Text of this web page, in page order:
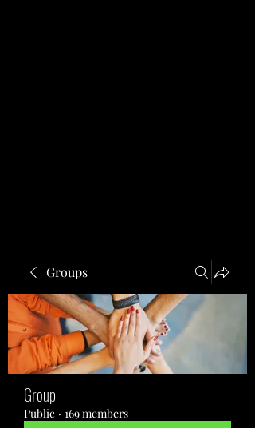
Groups
Group
Public · 169 members